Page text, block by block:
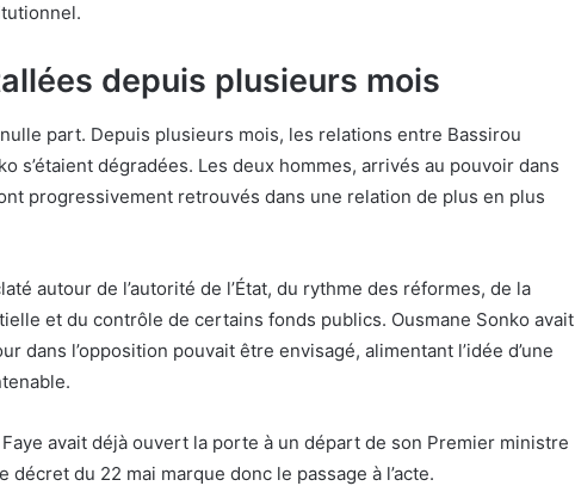
depuis plusieurs mois
part. Depuis plusieurs mois, les relations entre Bassirou
s’étaient dégradées. Les deux hommes, arrivés au pouvoir dans
progressivement retrouvés dans une relation de plus en plus
autour de l’autorité de l’État, du rythme des réformes, de la
et du contrôle de certains fonds publics. Ousmane Sonko avait
dans l’opposition pouvait être envisagé, alimentant l’idée d’une
avait déjà ouvert la porte à un départ de son Premier ministre
du 22 mai marque donc le passage à l’acte.